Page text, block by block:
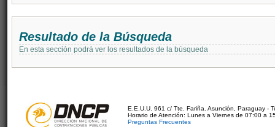
Resultado de la Búsqueda
En esta sección podrá ver los resultados de la búsqueda
E.E.U.U. 961 c/ Tte. Fariña. Asunción, Paraguay -
Horario de Atención: Lunes a Viernes de 07:00 a
Preguntas Frecuentes